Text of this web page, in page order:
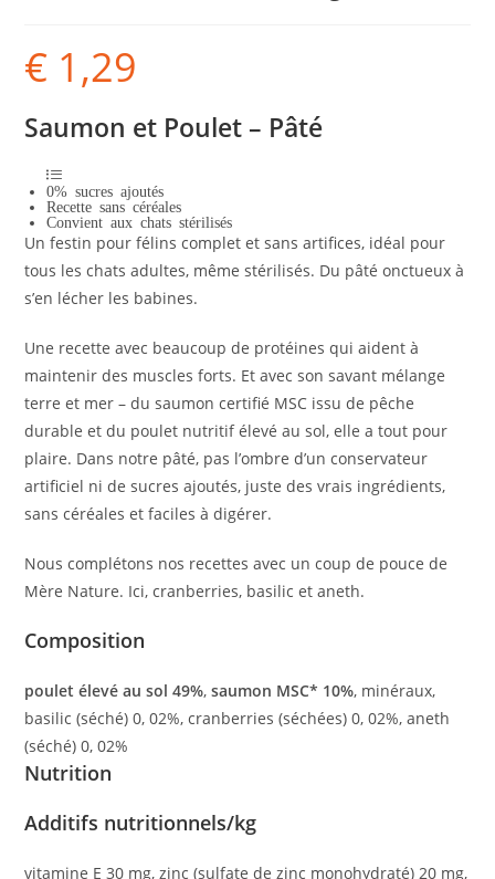
€ 1,29
Saumon et Poulet – Pâté
0% sucres ajoutés
Recette sans céréales
Convient aux chats stérilisés
Un festin pour félins complet et sans artifices, idéal pour
tous les chats adultes, même stérilisés. Du pâté onctueux à
s’en lécher les babines.
Une recette avec beaucoup de protéines qui aident à
maintenir des muscles forts. Et avec son savant mélange
terre et mer – du saumon certifié MSC issu de pêche
durable et du poulet nutritif élevé au sol, elle a tout pour
plaire. Dans notre pâté, pas l’ombre d’un conservateur
artificiel ni de sucres ajoutés, juste des vrais ingrédients,
sans céréales et faciles à digérer.
Nous complétons nos recettes avec un coup de pouce de
Mère Nature. Ici, cranberries, basilic et aneth.
Composition
poulet élevé au sol 49%,saumon MSC* 10%, minéraux,
basilic (séché) 0, 02%, cranberries (séchées) 0, 02%, aneth
(séché) 0, 02%
Nutrition
Additifs nutritionnels/kg
vitamine E 30 mg, zinc (sulfate de zinc monohydraté) 20 mg,